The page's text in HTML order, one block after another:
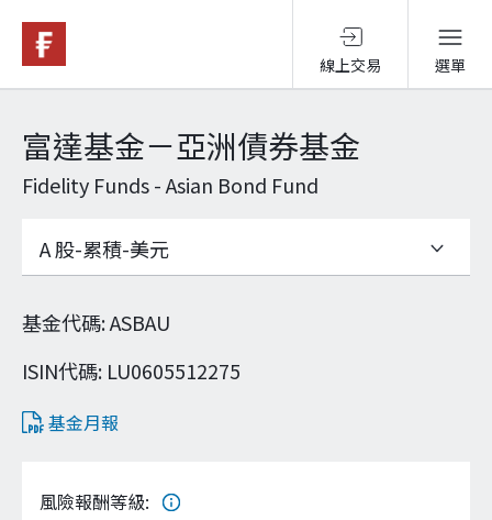
線上交易 選單
基金與配息
永續投資
投資洞見
關於富達
企業永續
富達基金－亞洲債券基金
Fidelity Funds - Asian Bond Fund
基金代碼:ASBAU
ISIN代碼: LU0605512275
基金月報
風險報酬等級: